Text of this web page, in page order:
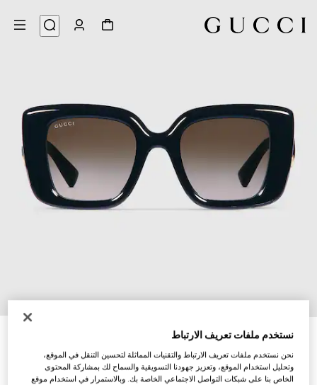
نظارات شمسية بإطار على شكل فراشة
تنويعاتأسود
نستخدم ملفات تعريف الارتباط
نحن نستخدم ملفات تعريف الارتباط والتقنيات المماثلة لتحسين التنقل في الموقع،
وتحليل استخدام الموقع، وتعزيز جهودنا التسويقية والسماح لك بمشاركة المحتوى
الخاص بنا على شبكات التواصل الاجتماعي الخاصة بك. وبالاستمرار في استخدام موقع